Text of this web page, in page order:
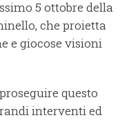
5 ottobre della
che proietta
e giocose visioni
questo
interventi ed